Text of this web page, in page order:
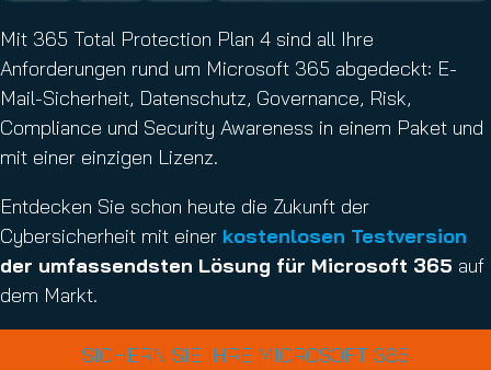
Mit 365 Total Protection Plan 4 sind all Ihre
Anforderungen rund um Microsoft 365 abgedeckt: E-
Mail-Sicherheit, Datenschutz, Governance, Risk,
Compliance und Security Awareness in einem Paket und
mit einer einzigen Lizenz.
Entdecken Sie schon heute die Zukunft der
Cybersicherheit mit einer kostenlosen Testversion
der umfassendsten Lösung für Microsoft 365 auf
dem Markt.
SICHERN SIE IHRE MICROSOFT 365